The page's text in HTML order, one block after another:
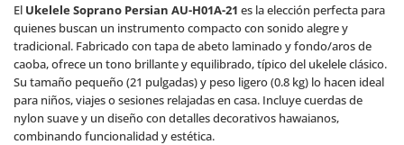
El Ukelele Soprano Persian AU-H01A-21 es la elección perfecta para
quienes buscan un instrumento compacto con sonido alegre y
tradicional. Fabricado con tapa de abeto laminado y fondo/aros de
caoba, ofrece un tono brillante y equilibrado, típico del ukelele clásico.
Su tamaño pequeño (21 pulgadas) y peso ligero (0.8 kg) lo hacen ideal
para niños, viajes o sesiones relajadas en casa. Incluye cuerdas de
nylon suave y un diseño con detalles decorativos hawaianos,
combinando funcionalidad y estética.